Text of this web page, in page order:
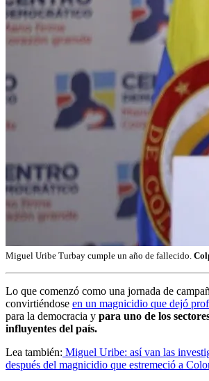
Miguel Uribe Turbay cumple un año de fallecido.
Lo que comenzó como una jornada de
convirtiéndose en un magnicidio que dejó
para la democracia y para uno de los
influyentes del país.
Lea también: Miguel Uribe: así van las
después del magnicidio que estremeció a